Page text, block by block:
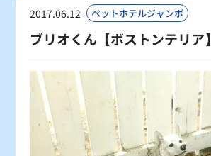
×
10
△
11
△
12
×
13
×
△ △ 〇 〇
〇 〇
25
〇
26
〇
27
〇
2017.06.12 ペットホテルジャンボ
ブリオくん【ボストンテリア】